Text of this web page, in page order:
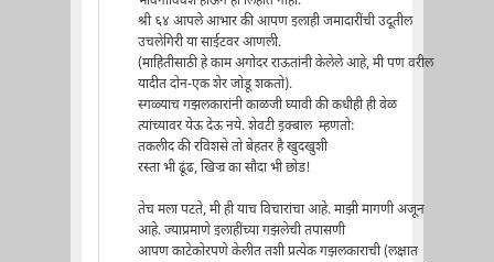
श्री ६४ आपले आभार की आपण इलाही जमादारींची उदूतील
उचलेगिरी या साईटवर आणली.
(माहितीसाठी हे काम अगोदर राऊतांनी केलेले आहे, मी पण वरील
यादीत दोन-एक शेर जोडू शकतो).
स्गळ्याच गझलकारांनी काळजी घ्यावी की कधीही ही वेळ
त्यांच्यावर येऊ देऊ नये. शेवटी इ़क्बाल म्हणतो:
तकलीद की रविशसे तो बेहतर है खुदखुशी
रस्ता भी ढूंढ, खिज्र का सौदा भी छोड!
तेच मला पटते, मी ही याच विचारांचा आहे. माझी मागणी अजून
आहे. ज्याप्रमाणे इलाहींच्या गझलेची तपासणी
आपण काटेकोरपणे केलीत तशी प्रत्येक गझलकाराची (लक्षात